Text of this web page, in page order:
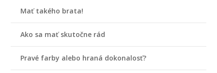
Mať takého brata!
Ako sa mať skutočne rád
Pravé farby alebo hraná dokonalosť?